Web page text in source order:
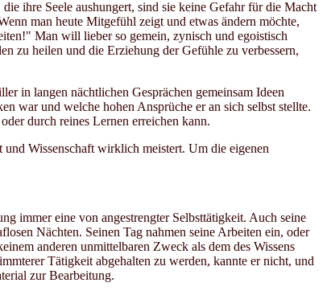
ihre Seele aushungert, sind sie keine Gefahr für die Macht
man heute Mitgefühl zeigt und etwas ändern möchte,
Man will lieber so gemein, zynisch und egoistisch
zu heilen und die Erziehung der Gefühle zu verbessern,
in langen nächtlichen Gesprächen gemeinsam Ideen
war und welche hohen Ansprüche er an sich selbst stellte.
durch reines Lernen erreichen kann.
Wissenschaft wirklich meistert. Um die eigenen
immer eine von angestrengter Selbsttätigkeit. Auch seine
Nächten. Seinen Tag nahmen seine Arbeiten ein, oder
anderen unmittelbaren Zweck als dem des Wissens
Tätigkeit abgehalten zu werden, kannte er nicht, und
zur Bearbeitung.